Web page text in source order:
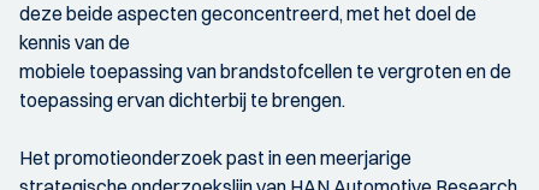
deze beide aspecten geconcentreerd, met het doel de
kennis van de
mobiele toepassing van brandstofcellen te vergroten en de
toepassing ervan dichterbij te brengen.
Het promotieonderzoek past in een meerjarige